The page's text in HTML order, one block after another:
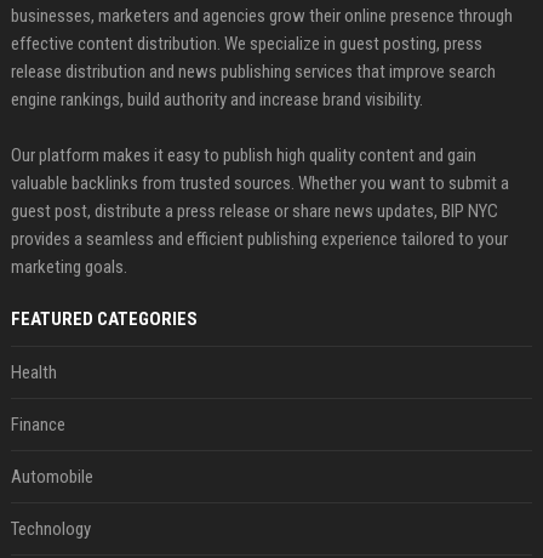
businesses, marketers and agencies grow their online presence through
effective content distribution. We specialize in guest posting, press
release distribution and news publishing services that improve search
engine rankings, build authority and increase brand visibility.
Our platform makes it easy to publish high quality content and gain
valuable backlinks from trusted sources. Whether you want to submit a
guest post, distribute a press release or share news updates, BIP NYC
provides a seamless and efficient publishing experience tailored to your
marketing goals.
FEATURED CATEGORIES
Health
Finance
Automobile
Technology